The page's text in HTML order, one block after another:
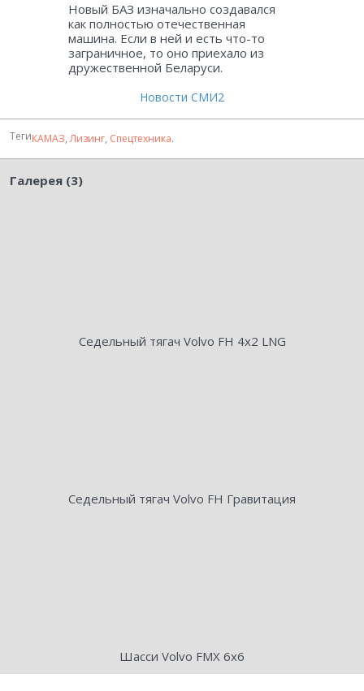
Новый БАЗ изначально создавался
как полностью отечественная
машина. Если в ней и есть что-то
заграничное, то оно приехало из
дружественной Беларуси.
Новости СМИ2
ТегиКАМАЗ,Лизинг, Спецтехника.
Галерея (3)
Седельный тягач Volvo FH 4х2 LNG
Седельный тягач Volvo FH Гравитация
Шасси Volvo FMX 6х6